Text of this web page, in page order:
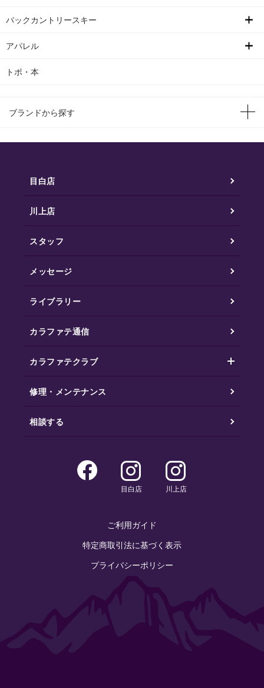
バックカントリースキー
アパレル
トポ・本
ブランドから探す
目白店
川上店
スタッフ
メッセージ
ライブラリー
カラファテ通信
カラファテクラブ
修理・メンテナンス
相談する
目白店 川上店
ご利用ガイド
特定商取引法に基づく表示
プライバシーポリシー